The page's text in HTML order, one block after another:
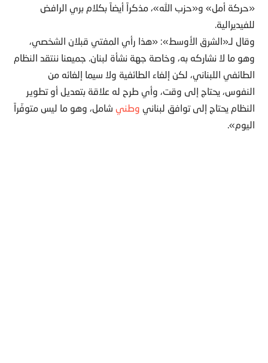
«حركة أمل» و«حزب الله»، مذكراً أيضاً بكلام بري الرافض
للفيديرالية.
وقال لـ«الشرق الأوسط»: «هذا رأي المفتي قبلان الشخصي،
وهو ما لا نشاركه به، وخاصة جهة نشأة لبنان. جميعنا ننتقد النظام
الطائفي اللبناني، لكن إلغاء الطائفية ولا سيما إلغائه من
النفوس، يحتاج إلى وقت، وأي طرح له علاقة بتعديل أو تطوير
النظام يحتاج إلى توافق لبناني وطني شامل، وهو ما ليس متوفّراً
اليوم».